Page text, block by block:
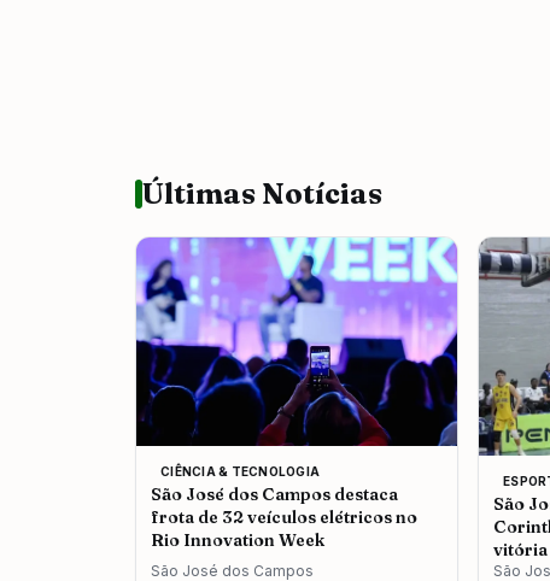
Últimas Notícias
CIÊNCIA & TECNOLOGIA
São José dos Campos destaca
frota de 32 veículos elétricos no
Rio Innovation Week
São José dos Campos
São
vitória
São